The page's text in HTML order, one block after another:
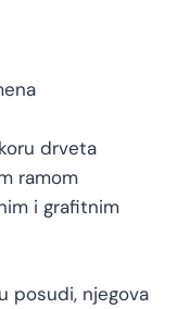
drveta
ramom
i grafitnim
posudi, njegova